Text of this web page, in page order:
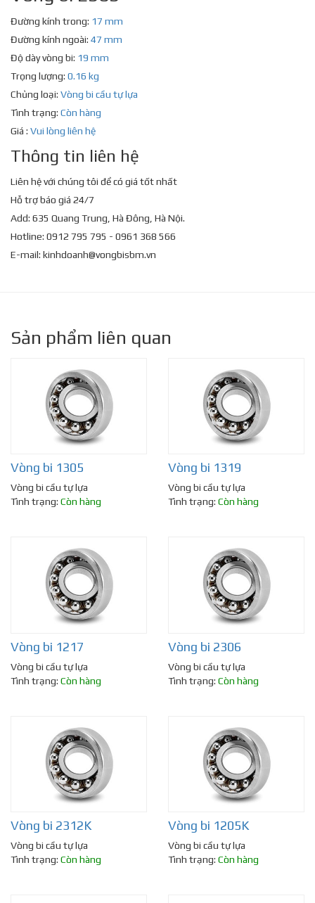
Đường kính trong: 17 mm
Đường kính ngoài: 47 mm
Độ dày vòng bi: 19 mm
Trọng lượng: 0.16 kg
Chủng loại: Vòng bi cầu tự lựa
Tình trạng: Còn hàng
Giá : Vui lòng liên hệ
Thông tin liên hệ
Liên hệ với chúng tôi để có giá tốt nhất
Hỗ trợ báo giá 24/7
Add: 635 Quang Trung, Hà Đông, Hà Nội.
Hotline: 0912 795 795 - 0961 368 566
E-mail: kinhdoanh@vongbisbm.vn
Sản phẩm liên quan
Vòng bi 1305
Vòng bi cầu tự lựa
Tình trạng: Còn hàng
Vòng bi 1319
Vòng bi cầu tự lựa
Tình trạng: Còn hàng
Vòng bi 1217
Vòng bi cầu tự lựa
Tình trạng: Còn hàng
Vòng bi 2306
Vòng bi cầu tự lựa
Tình trạng: Còn hàng
Vòng bi 2312K
Vòng bi cầu tự lựa
Tình trạng: Còn hàng
Vòng bi 1205K
Vòng bi cầu tự lựa
Tình trạng: Còn hàng